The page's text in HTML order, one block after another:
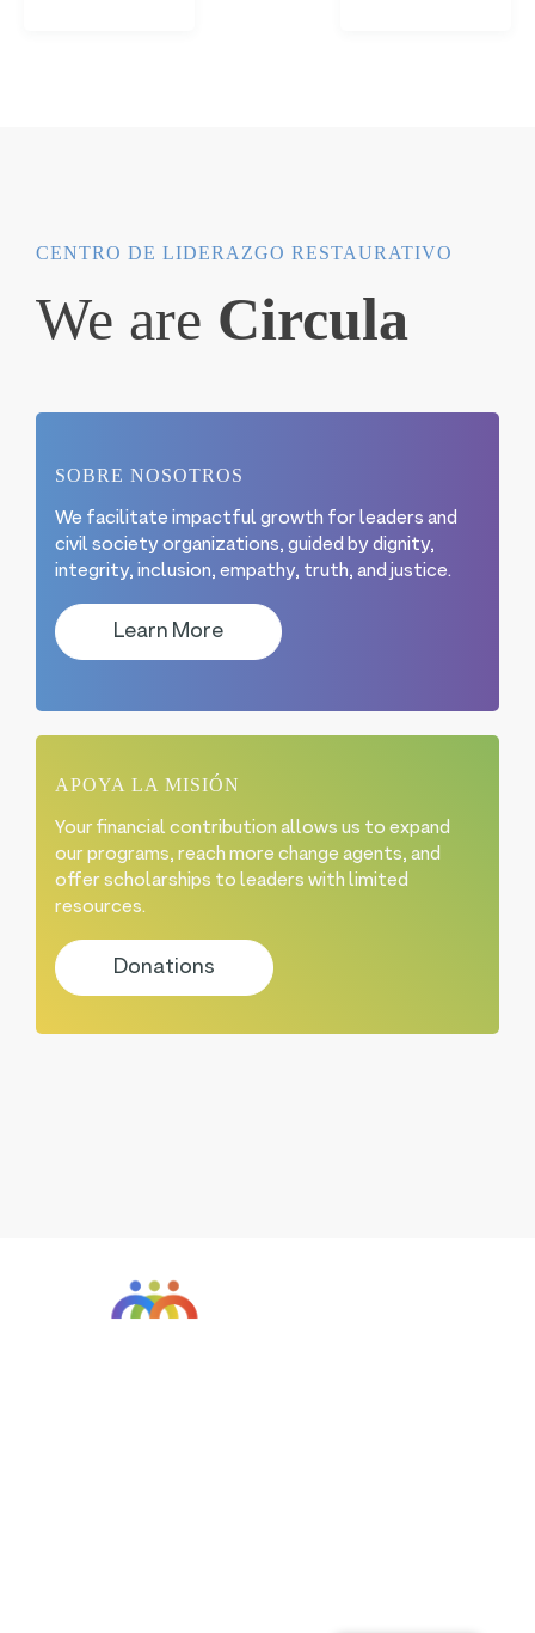
CENTRO DE LIDERAZGO RESTAURATIVO
We are Circula
SOBRE NOSOTROS
We facilitate impactful growth for leaders and
civil society organizations, guided by dignity,
integrity, inclusion, empathy, truth, and justice.
Learn More
APOYA LA MISIÓN
Your financial contribution allows us to expand
our programs, reach more change agents, and
offer scholarships to leaders with limited
resources.
Donations